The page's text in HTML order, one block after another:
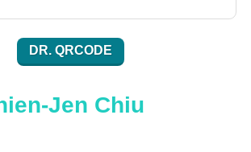
DR. QRCODE
Jen Chiu